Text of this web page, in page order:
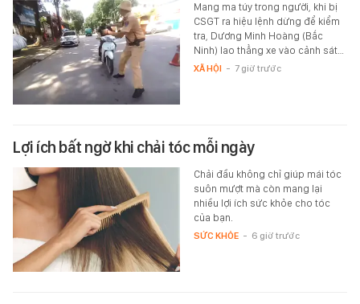
Mang ma túy trong người, khi bị
CSGT ra hiệu lệnh dừng để kiểm
tra, Dương Minh Hoàng (Bắc
Ninh) lao thẳng xe vào cảnh sát…
XÃ HỘI - 7 giờ trước
Lợi ích bất ngờ khi chải tóc mỗi ngày
Chải đầu không chỉ giúp mái tóc
suôn mượt mà còn mang lại
nhiều lợi ích sức khỏe cho tóc
của bạn.
SỨC KHỎE - 6 giờ trước